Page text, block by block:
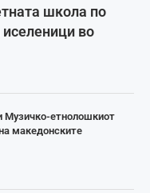
школа по
во
Музичко-етнолошкиот
македонските